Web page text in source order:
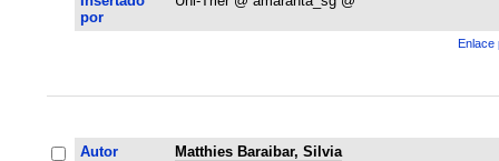
por
Enlace
Autor
Matthies Baraibar, Silvia